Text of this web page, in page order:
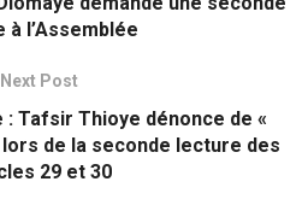
à l’Assemblée
Next Post
Tafsir Thioye dénonce de «
de la seconde lecture des
29 et 30